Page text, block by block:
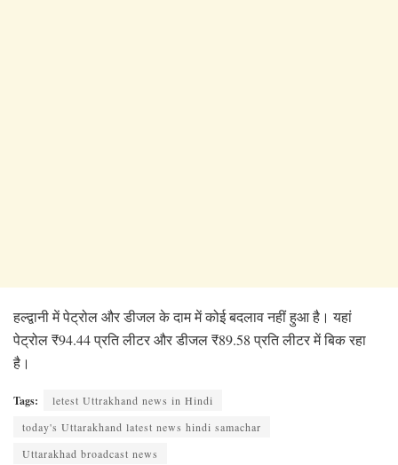
हल्द्वानी में पेट्रोल और डीजल के दाम में कोई बदलाव नहीं हुआ है। यहां
पेट्रोल ₹94.44 प्रति लीटर और डीजल ₹89.58 प्रति लीटर में बिक रहा
है।
Tags:
letest Uttrakhand news in Hindi
today's Uttarakhand latest news hindi samachar
Uttarakhad broadcast news